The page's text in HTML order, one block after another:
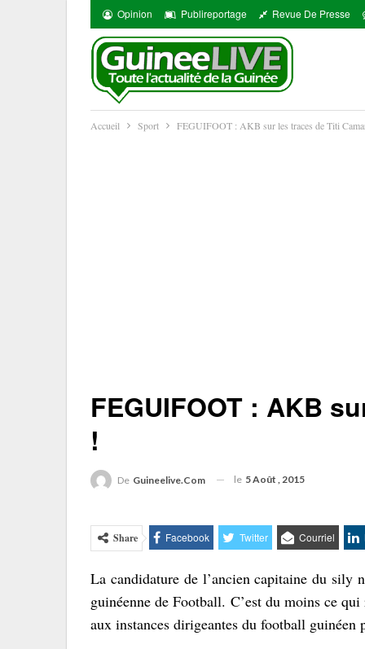
Opinion Publireportage Revue De Presse
Accueil Sport FEGUIFOOT : AKB sur les traces de Titi
FEGUIFOOT : AKB
!
De Guineelive.com le 5 Août , 2015
Share Facebook Twitter Courriel
La candidature de l’ancien capitaine du sily
guinéenne de Football. C’est du moins ce
aux instances dirigeantes du football guinéen